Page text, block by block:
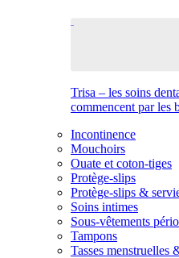
Trisa – les soins
commencent par les
Incontinence
Mouchoirs
Ouate et coton-tiges
Protège-slips
Protège-slips &
Soins intimes
Sous-vêtements
Tampons
Tasses menstruelles